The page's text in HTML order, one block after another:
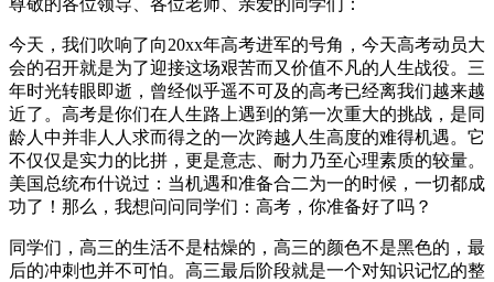
尊敬的各位领导、各位老师、亲爱的同学们：
今天，我们吹响了向20xx年高考进军的号角，今天高考动员大
会的召开就是为了迎接这场艰苦而又价值不凡的人生战役。三
年时光转眼即逝，曾经似乎遥不可及的高考已经离我们越来越
近了。高考是你们在人生路上遇到的第一次重大的挑战，是同
龄人中并非人人求而得之的一次跨越人生高度的难得机遇。它
不仅仅是实力的比拼，更是意志、耐力乃至心理素质的较量。
美国总统布什说过：当机遇和准备合二为一的时候，一切都成
功了！那么，我想问问同学们：高考，你准备好了吗？
同学们，高三的生活不是枯燥的，高三的颜色不是黑色的，最
后的冲刺也并不可怕。高三最后阶段就是一个对知识记忆的整